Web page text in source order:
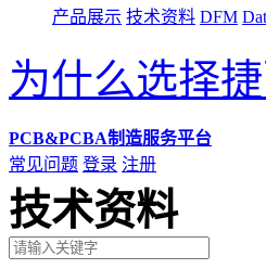
产品展示 技术资料 DFM
为什么选择
PCB&PCBA制造服务平台
常见问题 登录 注册
技术资料